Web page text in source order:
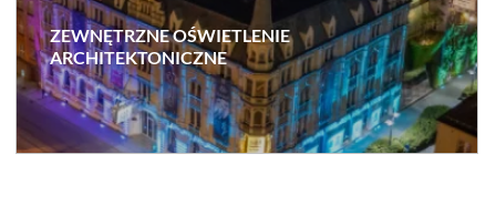
ZEWNĘTRZNE OŚWIETLENIE
ARCHITEKTONICZNE